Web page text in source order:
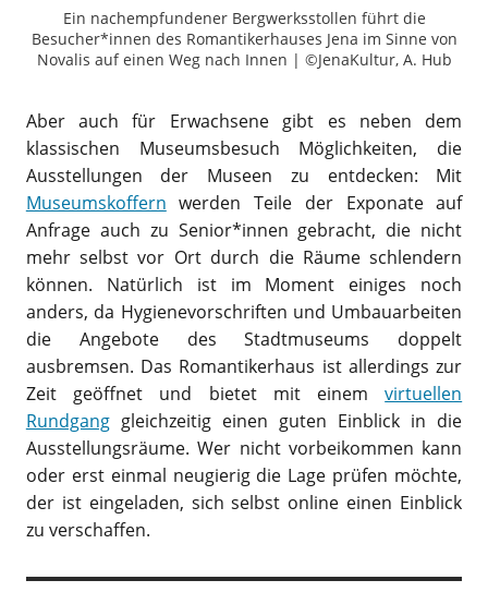
Ein nachempfundener Bergwerksstollen führt die
Besucher*innen des Romantikerhauses Jena im Sinne von
Novalis auf einen Weg nach Innen | ©JenaKultur, A. Hub
Aber auch für Erwachsene gibt es neben dem
klassischen Museumsbesuch Möglichkeiten, die
Ausstellungen der Museen zu entdecken: Mit
Museumskoffern werden Teile der Exponate auf
Anfrage auch zu Senior*innen gebracht, die nicht
mehr selbst vor Ort durch die Räume schlendern
können. Natürlich ist im Moment einiges noch
anders, da Hygienevorschriften und Umbauarbeiten
die Angebote des Stadtmuseums doppelt
ausbremsen. Das Romantikerhaus ist allerdings zur
Zeit geöffnet und bietet mit einemvirtuellen
Rundganggleichzeitig einen guten Einblick in die
Ausstellungsräume. Wer nicht vorbeikommen kann
oder erst einmal neugierig die Lage prüfen möchte,
der ist eingeladen, sich selbst online einen Einblick
zu verschaffen.